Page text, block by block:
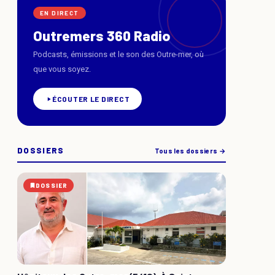
EN DIRECT
Outremers 360 Radio
Podcasts, émissions et le son des Outre-mer, où
que vous soyez.
ÉCOUTER LE DIRECT
DOSSIERS Tous les dossiers →
DOSSIER